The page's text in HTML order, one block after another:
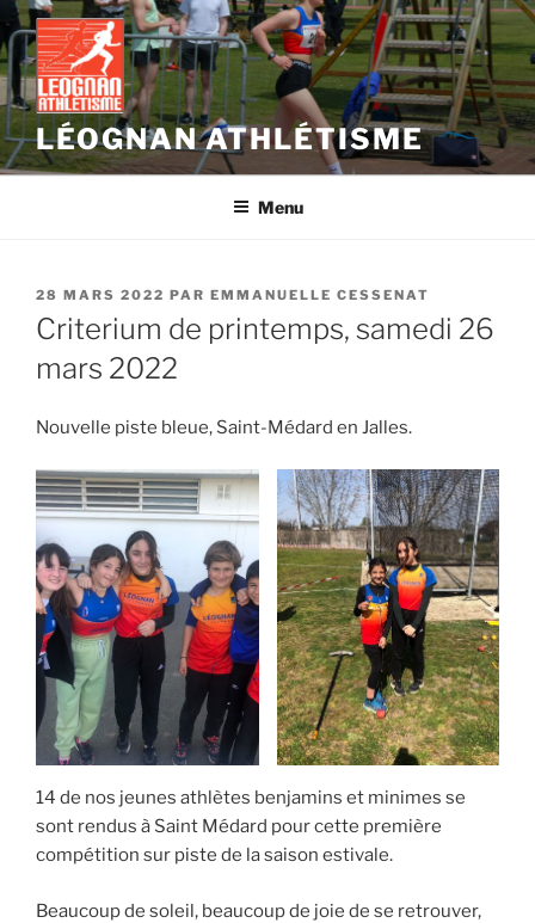
Aller
au
contenu
principal
LÉOGNAN ATHLÉTISME
Menu
PUBLIÉ
LE
28 MARS 2022 PAR EMMANUELLE CESSENAT
Criterium de printemps, samedi 26
mars 2022
Nouvelle piste bleue, Saint-Médard en Jalles.
14 de nos jeunes athlètes benjamins et minimes se
sont rendus à Saint Médard pour cette première
compétition sur piste de la saison estivale.
Beaucoup de soleil, beaucoup de joie de se retrouver,